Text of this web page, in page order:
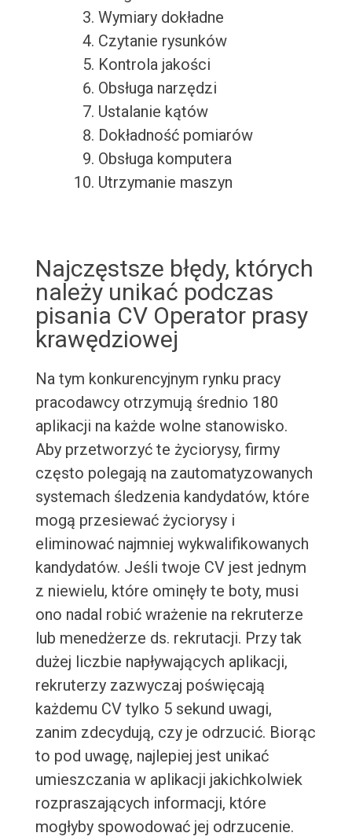
Wymiary dokładne
Czytanie rysunków
Kontrola jakości
Obsługa narzędzi
Ustalanie kątów
Dokładność pomiarów
Obsługa komputera
Utrzymanie maszyn
Najczęstsze błędy, których
należy unikać podczas
pisania CV Operator prasy
krawędziowej
Na tym konkurencyjnym rynku pracy
pracodawcy otrzymują średnio 180
aplikacji na każde wolne stanowisko.
Aby przetworzyć te życiorysy, firmy
często polegają na zautomatyzowanych
systemach śledzenia kandydatów, które
mogą przesiewać życiorysy i
eliminować najmniej wykwalifikowanych
kandydatów. Jeśli twoje CV jest jednym
z niewielu, które ominęły te boty, musi
ono nadal robić wrażenie na rekruterze
lub menedżerze ds. rekrutacji. Przy tak
dużej liczbie napływających aplikacji,
rekruterzy zazwyczaj poświęcają
każdemu CV tylko 5 sekund uwagi,
zanim zdecydują, czy je odrzucić. Biorąc
to pod uwagę, najlepiej jest unikać
umieszczania w aplikacji jakichkolwiek
rozpraszających informacji, które
mogłyby spowodować jej odrzucenie.